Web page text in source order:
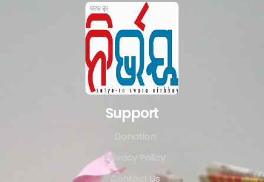
Support
Privacy Policy
Contact Us